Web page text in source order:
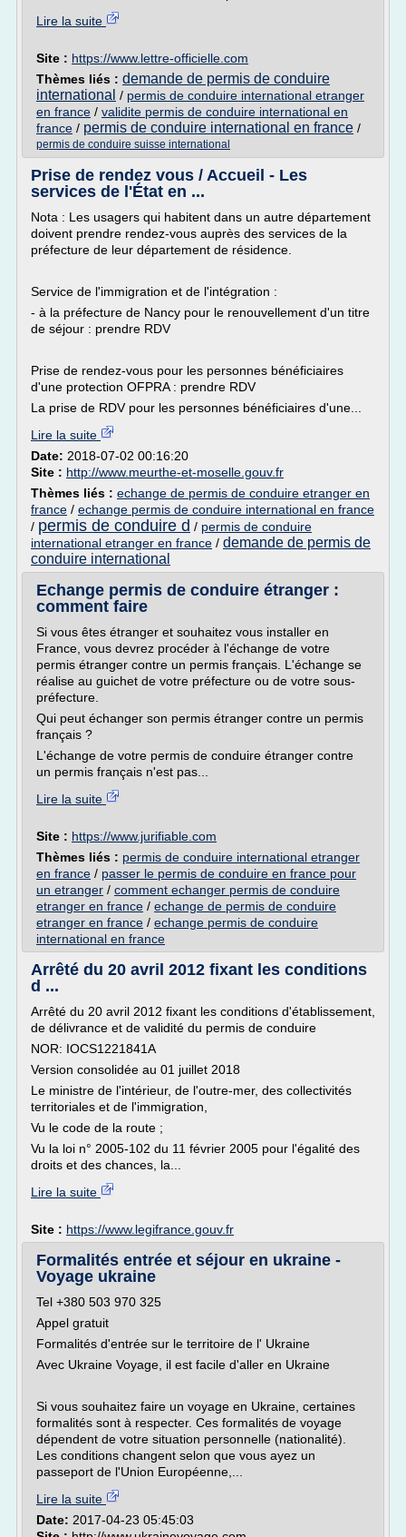
Lire la suite
Site : https://www.lettre-officielle.com
Thèmes liés : demande de permis de conduire
international / permis de conduire international etranger
en france / validite permis de conduire international en
france / permis de conduire international en france /
permis de conduire suisse international
Prise de rendez vous / Accueil - Les
services de l'État en ...
Nota : Les usagers qui habitent dans un autre département
doivent prendre rendez-vous auprès des services de la
préfecture de leur département de résidence.
Service de l'immigration et de l'intégration :
- à la préfecture de Nancy pour le renouvellement d'un titre
de séjour : prendre RDV
Prise de rendez-vous pour les personnes bénéficiaires
d'une protection OFPRA : prendre RDV
La prise de RDV pour les personnes bénéficiaires d'une...
Lire la suite
Date: 2018-07-02 00:16:20
Site : http://www.meurthe-et-moselle.gouv.fr
Thèmes liés : echange de permis de conduire etranger en
france / echange permis de conduire international en france
/ permis de conduire d / permis de conduire
international etranger en france / demande de permis de
conduire international
Echange permis de conduire étranger :
comment faire
Si vous êtes étranger et souhaitez vous installer en
France, vous devrez procéder à l'échange de votre
permis étranger contre un permis français. L'échange se
réalise au guichet de votre préfecture ou de votre sous-
préfecture.
Qui peut échanger son permis étranger contre un permis
français ?
L'échange de votre permis de conduire étranger contre
un permis français n'est pas...
Lire la suite
Site : https://www.jurifiable.com
Thèmes liés : permis de conduire international etranger
en france / passer le permis de conduire en france pour
un etranger / comment echanger permis de conduire
etranger en france / echange de permis de conduire
etranger en france / echange permis de conduire
international en france
Arrêté du 20 avril 2012 fixant les conditions
d ...
Arrêté du 20 avril 2012 fixant les conditions d'établissement,
de délivrance et de validité du permis de conduire
NOR: IOCS1221841A
Version consolidée au 01 juillet 2018
Le ministre de l'intérieur, de l'outre-mer, des collectivités
territoriales et de l'immigration,
Vu le code de la route ;
Vu la loi n° 2005-102 du 11 février 2005 pour l'égalité des
droits et des chances, la...
Lire la suite
Site : https://www.legifrance.gouv.fr
Formalités entrée et séjour en ukraine -
Voyage ukraine
Tel +380 503 970 325
Appel gratuit
Formalités d'entrée sur le territoire de l' Ukraine
Avec Ukraine Voyage, il est facile d'aller en Ukraine
Si vous souhaitez faire un voyage en Ukraine, certaines
formalités sont à respecter. Ces formalités de voyage
dépendent de votre situation personnelle (nationalité).
Les conditions changent selon que vous ayez un
passeport de l'Union Européenne,...
Lire la suite
Date: 2017-04-23 05:45:03